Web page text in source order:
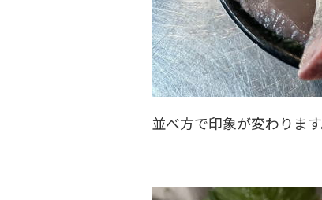
並べ方で印象が変わります